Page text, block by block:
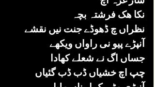
نکا ھک فرشتہ بچہ
نظراں چ ڈھوڈے جنت نیں نقشے
آنپڑے پیو نی راواں ویکھے
جساں اگ نے شعلے کھادا
چپ اچ خشیاں ڈب ڈب گئیاں